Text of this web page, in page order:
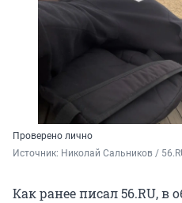
Проверено лично
Источник: Николай Сальников /
Как ранее писал 56.RU, в